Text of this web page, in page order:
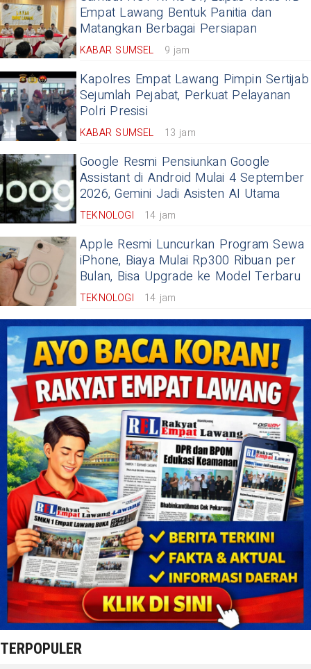
Empat Lawang Bentuk Panitia dan
Matangkan Berbagai Persiapan
KABAR SUMSEL 9 jam
Kapolres Empat Lawang Pimpin Sertijab
Sejumlah Pejabat, Perkuat Pelayanan
Polri Presisi
KABAR SUMSEL 13 jam
Google Resmi Pensiunkan Google
Assistant di Android Mulai 4 September
2026, Gemini Jadi Asisten AI Utama
TEKNOLOGI 14 jam
Apple Resmi Luncurkan Program Sewa
iPhone, Biaya Mulai Rp300 Ribuan per
Bulan, Bisa Upgrade ke Model Terbaru
TEKNOLOGI 14 jam
TERPOPULER